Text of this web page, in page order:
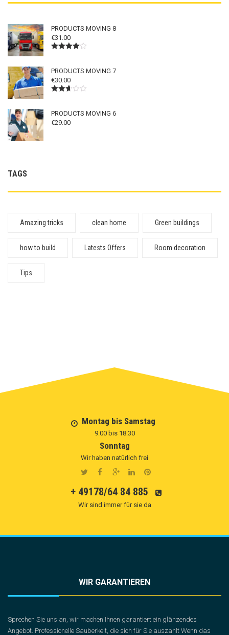
PRODUCTS MOVING 8
€31.00
von 5
PRODUCTS MOVING 7
€30.00
2.62
PRODUCTS MOVING 6
€29.00
TAGS
Amazing tricks clean home Green buildings
how to build Latests Offers Room decoration
Tips
Montag bis Samstag
9:00 bis 18:30
Sonntag
Wir haben natürlich frei
+ 49178/64 84 885
Wir sind immer für sie da
WIR GARANTIEREN
Sprechen Sie uns an, wir machen Ihnen garantiert ein glänzendes
Angebot. Professionelle Sauberkeit, die sich für Sie auszahlt Wenn das